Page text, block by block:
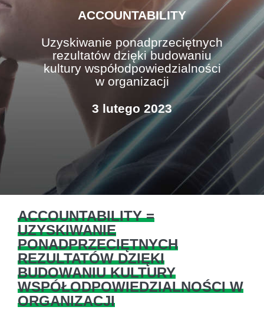
ACCOUNTABILITY
Uzyskiwanie ponadprzeciętnych
rezultatów dzięki budowaniu
kultury współodpowiedzialności
w organizacji
3 lutego 2023
ACCOUNTABILITY =
UZYSKIWANIE
PONADPRZECIĘTNYCH
REZULTATÓW DZIĘKI
BUDOWANIU KULTURY
WSPÓŁODPOWIEDZIALNOŚCI W
ORGANIZACJI